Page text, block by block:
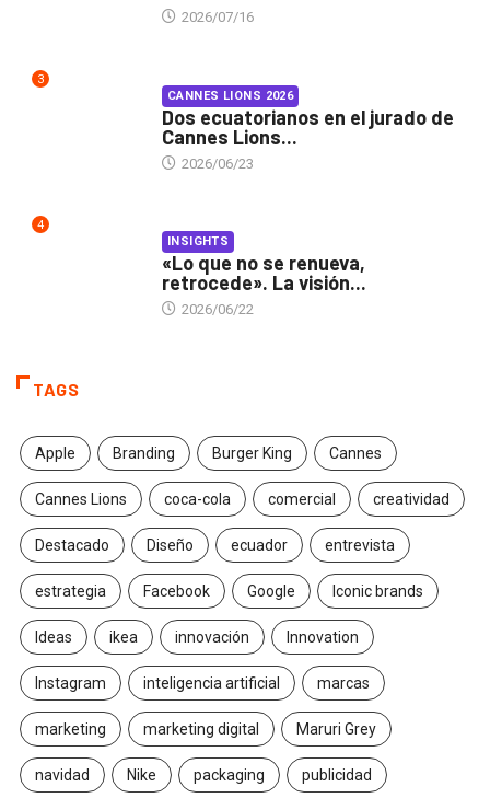
2026/07/16
3
CANNES LIONS 2026
Dos ecuatorianos en el jurado de
Cannes Lions...
2026/06/23
4
INSIGHTS
«Lo que no se renueva,
retrocede». La visión...
2026/06/22
TAGS
Apple Branding Burger King Cannes
Cannes Lions coca-cola comercial creatividad
Destacado Diseño ecuador entrevista
estrategia Facebook Google Iconic brands
Ideas ikea innovación Innovation
Instagram inteligencia artificial marcas
marketing marketing digital Maruri Grey
navidad Nike packaging publicidad